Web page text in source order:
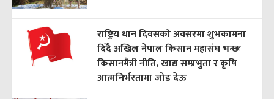
राष्ट्रिय धान दिवसको अवसरमा शुभकामना
दिँदै अखिल नेपाल किसान महासंघ भन्छः
किसानमैत्री नीति, खाद्य सम्प्रभुता र कृषि
आत्मनिर्भरतामा जोड देऊ